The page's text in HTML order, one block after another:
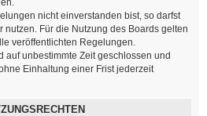
nicht einverstanden bist, so darfst
nutzen. Für die Nutzung des Boards gelten
veröffentlichten Regelungen.
auf unbestimmte Zeit geschlossen und
Einhaltung einer Frist jederzeit